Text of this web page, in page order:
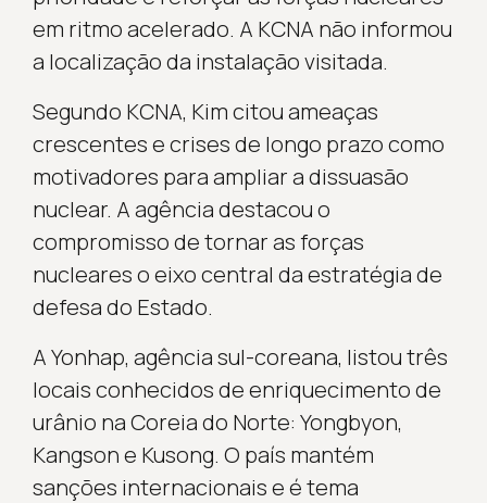
em ritmo acelerado. A KCNA não informou
a localização da instalação visitada.
Segundo KCNA, Kim citou ameaças
crescentes e crises de longo prazo como
motivadores para ampliar a dissuasão
nuclear. A agência destacou o
compromisso de tornar as forças
nucleares o eixo central da estratégia de
defesa do Estado.
A Yonhap, agência sul-coreana, listou três
locais conhecidos de enriquecimento de
urânio na Coreia do Norte: Yongbyon,
Kangson e Kusong. O país mantém
sanções internacionais e é tema